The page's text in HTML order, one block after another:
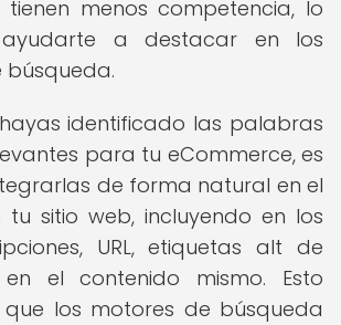
menos competencia, lo
a destacar en los
búsqueda.
identificado las palabras
para tu eCommerce, es
de forma natural en el
sitio web, incluyendo en los
URL, etiquetas alt de
el contenido mismo. Esto
los motores de búsqueda